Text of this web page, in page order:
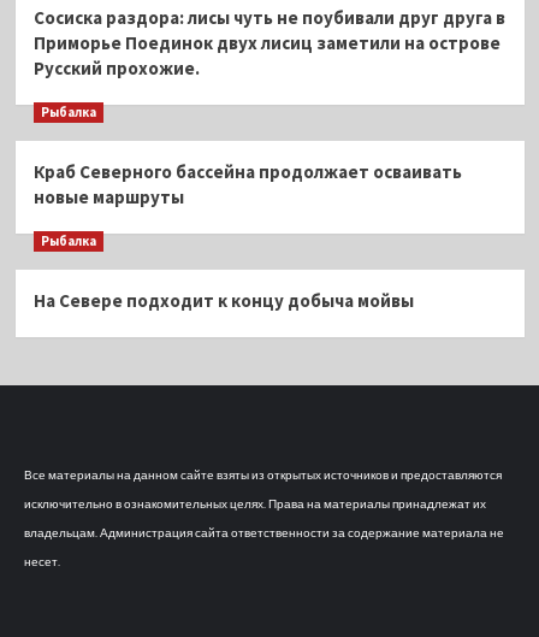
Сосиска раздора: лисы чуть не поубивали друг друга в
Приморье Поединок двух лисиц заметили на острове
Русский прохожие.
Рыбалка
Краб Северного бассейна продолжает осваивать
новые маршруты
Рыбалка
На Севере подходит к концу добыча мойвы
Все материалы на данном сайте взяты из открытых источников и предоставляются
исключительно в ознакомительных целях. Права на материалы принадлежат их
владельцам. Администрация сайта ответственности за содержание материала не
несет.